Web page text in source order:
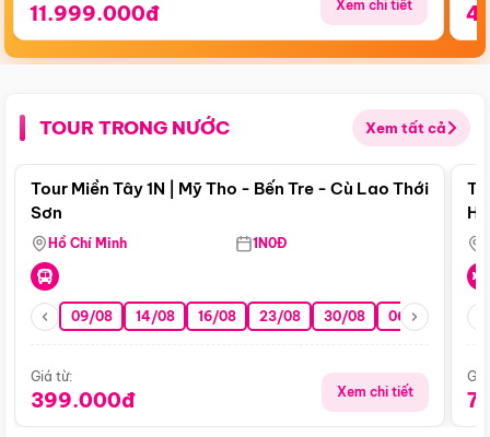
11.999.000đ Xem chi tiết
TOUR TRONG NƯỚC Xem tất cả
Điểm nổi bật
Tour Miền Tây 1N | Mỹ Tho - Bến Tre - Cù Lao Thới
Sơn
Hồ Chí Minh 1N0Đ
09/08 14/08 16/08 23/08 30/08 06/09 13/09
Giá từ:
399.000đ Xem chi tiết